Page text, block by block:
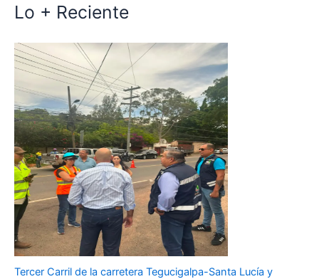
Lo + Reciente
Tercer Carril de la carretera Tegucigalpa-Santa Lucía y